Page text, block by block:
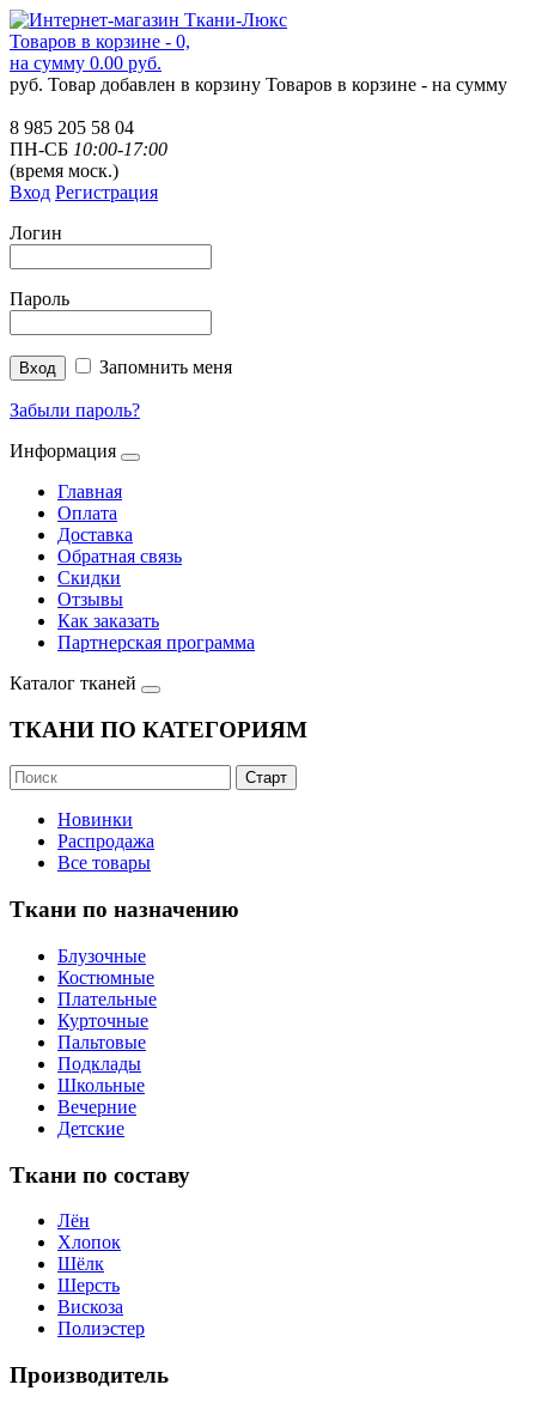
Товаров в корзине - 0,
на сумму 0.00 руб.
руб. Товар добавлен в корзину Товаров в корзине - на сумму
8 985 205 58 04
ПН-СБ 10:00-17:00
(время моск.)
Вход Регистрация
Логин
Пароль
Запомнить меня
Забыли пароль?
Информация
Главная
Оплата
Доставка
Обратная связь
Скидки
Отзывы
Как заказать
Партнерская программа
Каталог тканей
ТКАНИ ПО КАТЕГОРИЯМ
Новинки
Распродажа
Все товары
Ткани по назначению
Блузочные
Костюмные
Плательные
Курточные
Пальтовые
Подклады
Школьные
Вечерние
Детские
Ткани по составу
Лён
Хлопок
Шёлк
Шерсть
Вискоза
Полиэстер
Производитель